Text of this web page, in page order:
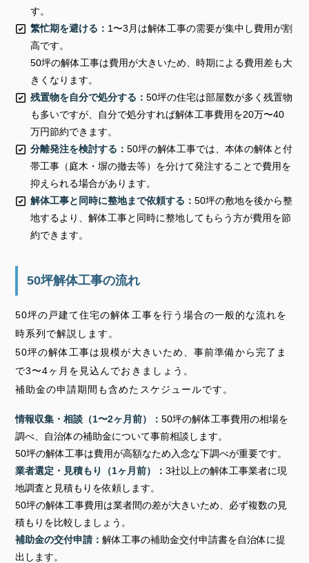
す。
繁忙期を避ける： 1〜3月は解体工事の需要が集中し費用が割
高です。
50坪の解体工事は費用が大きいため、時期による費用差も大
きくなります。
残置物を自分で処分する： 50坪の住宅は部屋数が多く残置物
も多いですが、自分で処分すれば解体工事費用を20万〜40
万円節約できます。
分離発注を検討する： 50坪の解体工事では、本体の解体と付
帯工事（庭木・塀の撤去等）を分けて発注することで費用を
抑えられる場合があります。
解体工事と同時に整地まで依頼する： 50坪の敷地を後から整
地するより、解体工事と同時に整地してもらう方が費用を節
約できます。
50坪解体工事の流れ
50坪の戸建て住宅の解体工事を行う場合の一般的な流れを
時系列で解説します。
50坪の解体工事は規模が大きいため、事前準備から完了ま
で3〜4ヶ月を見込んでおきましょう。
補助金の申請期間も含めたスケジュールです。
情報収集・相談（1〜2ヶ月前）：50坪の解体工事費用の相場を
調べ、自治体の補助金について事前相談します。
50坪の解体工事は費用が高額なため入念な下調べが重要です。
業者選定・見積もり（1ヶ月前）：3社以上の解体工事業者に現
地調査と見積もりを依頼します。
50坪の解体工事費用は業者間の差が大きいため、必ず複数の見
積もりを比較しましょう。
補助金の交付申請：解体工事の補助金交付申請書を自治体に提
出します。